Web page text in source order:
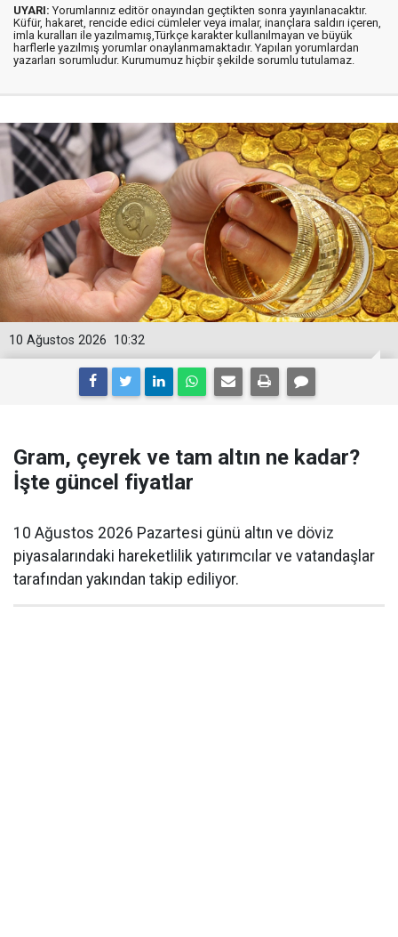
UYARI: Yorumlarınız editör onayından geçtikten sonra yayınlanacaktır.
Küfür, hakaret, rencide edici cümleler veya imalar, inançlara saldırı içeren,
imla kuralları ile yazılmamış,Türkçe karakter kullanılmayan ve büyük
harflerle yazılmış yorumlar onaylanmamaktadır. Yapılan yorumlardan
yazarları sorumludur. Kurumumuz hiçbir şekilde sorumlu tutulamaz.
10:32
10 Ağustos 2026
Gram, çeyrek ve tam altın ne kadar?
İşte güncel fiyatlar
10 Ağustos 2026 Pazartesi günü altın ve döviz
piyasalarındaki hareketlilik yatırımcılar ve vatandaşlar
tarafından yakından takip ediliyor.